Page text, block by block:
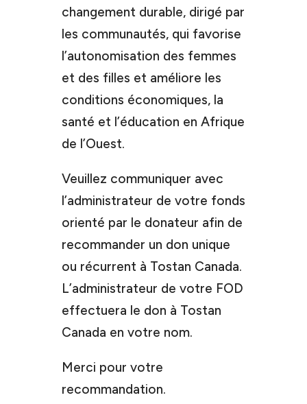
changement durable, dirigé par
les communautés, qui favorise
l’autonomisation des femmes
et des filles et améliore les
conditions économiques, la
santé et l’éducation en Afrique
de l’Ouest.
Veuillez communiquer avec
l’administrateur de votre fonds
orienté par le donateur afin de
recommander un don unique
ou récurrent à Tostan Canada.
L’administrateur de votre FOD
effectuera le don à Tostan
Canada en votre nom.
Merci pour votre
recommandation.